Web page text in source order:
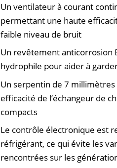
Un ventilateur à courant
permettant une haute
faible niveau de bruit
Un revêtement anticorrosion
hydrophile pour aider à
Un serpentin de 7
efficacité de l’échangeur de
compacts
Le contrôle électronique est
réfrigérant, ce qui évite les
rencontrées sur les